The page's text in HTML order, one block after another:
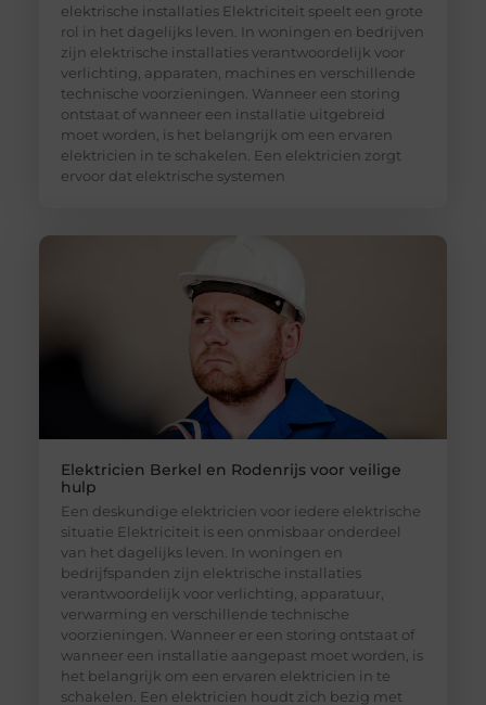
elektrische installaties Elektriciteit speelt een grote
rol in het dagelijks leven. In woningen en bedrijven
zijn elektrische installaties verantwoordelijk voor
verlichting, apparaten, machines en verschillende
technische voorzieningen. Wanneer een storing
ontstaat of wanneer een installatie uitgebreid
moet worden, is het belangrijk om een ervaren
elektricien in te schakelen. Een elektricien zorgt
ervoor dat elektrische systemen
Elektricien Berkel en Rodenrijs voor veilige
hulp
Een deskundige elektricien voor iedere elektrische
situatie Elektriciteit is een onmisbaar onderdeel
van het dagelijks leven. In woningen en
bedrijfspanden zijn elektrische installaties
verantwoordelijk voor verlichting, apparatuur,
verwarming en verschillende technische
voorzieningen. Wanneer er een storing ontstaat of
wanneer een installatie aangepast moet worden, is
het belangrijk om een ervaren elektricien in te
schakelen. Een elektricien houdt zich bezig met